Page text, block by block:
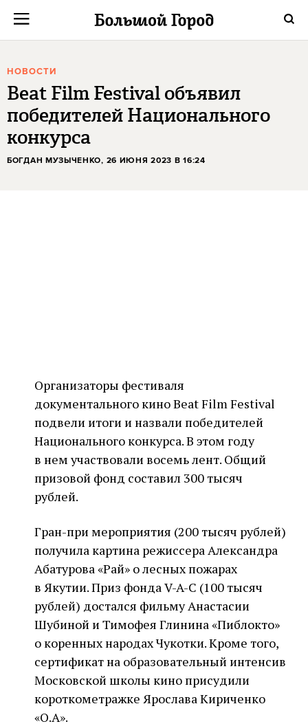
НОВОСТИ
Beat Film Festival объявил
победителей Национального
конкурса
БОГДАН МУЗЫЧЕНКО, 26 ИЮНЯ 2023 В 16:24
Организаторы фестиваля
документального кино Beat Film Festival
подвели итоги и назвали победителей
Национального конкурса. В этом году
в нем участвовали восемь лент. Общий
призовой фонд составил 300 тысяч
рублей.
Гран-при мероприятия (200 тысяч рублей)
получила картина режиссера Александра
Абатурова «Рай» о лесных пожарах
в Якутии. Приз фонда V-A-C (100 тысяч
рублей) достался фильму Анастасии
Шубиной и Тимофея Глинина «Пиблокто»
о коренных народах Чукотки. Кроме того,
сертификат на образовательный интенсив
Московской школы кино присудили
короткометражке Ярослава Кириченко
«О.А».